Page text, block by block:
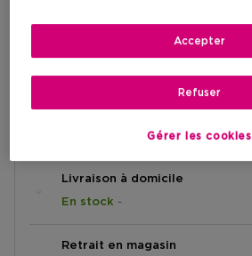
Prix promotionnel
41,65 €
AJOUTER AU PANIER
Livraison à domicile
En stock -
Retrait en magasin
Gérer les cookies
Refuser
Accepter